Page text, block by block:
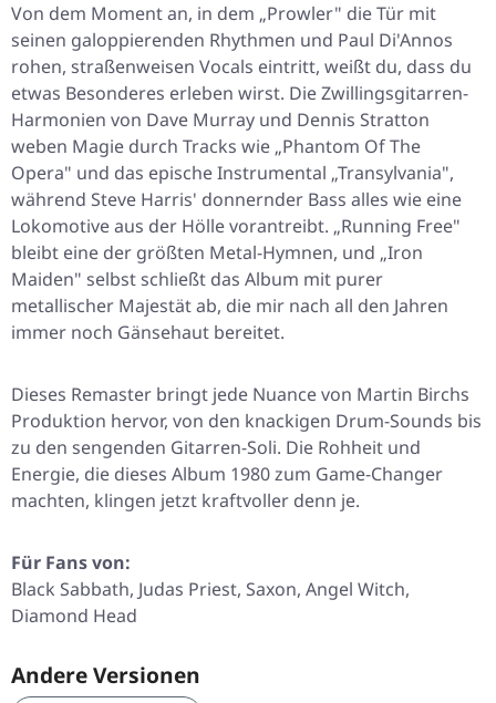
Von dem Moment an, in dem „Prowler" die Tür mit
seinen galoppierenden Rhythmen und Paul Di'Annos
rohen, straßenweisen Vocals eintritt, weißt du, dass du
etwas Besonderes erleben wirst. Die Zwillingsgitarren-
Harmonien von Dave Murray und Dennis Stratton
weben Magie durch Tracks wie „Phantom Of The
Opera" und das epische Instrumental „Transylvania",
während Steve Harris' donnernder Bass alles wie eine
Lokomotive aus der Hölle vorantreibt. „Running Free"
bleibt eine der größten Metal-Hymnen, und „Iron
Maiden" selbst schließt das Album mit purer
metallischer Majestät ab, die mir nach all den Jahren
immer noch Gänsehaut bereitet.
Dieses Remaster bringt jede Nuance von Martin Birchs
Produktion hervor, von den knackigen Drum-Sounds bis
zu den sengenden Gitarren-Soli. Die Rohheit und
Energie, die dieses Album 1980 zum Game-Changer
machten, klingen jetzt kraftvoller denn je.
Für Fans von:
Black Sabbath, Judas Priest, Saxon, Angel Witch,
Diamond Head
Andere Versionen